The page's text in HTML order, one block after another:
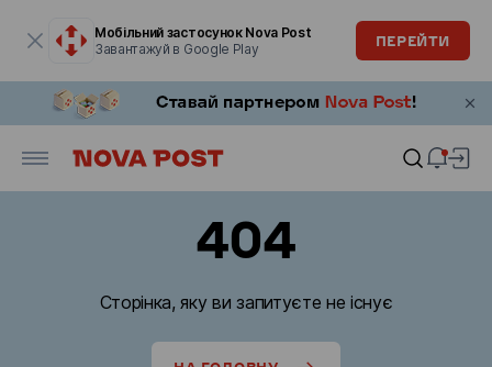
Мобільний застосунок Nova Post
Завантажуй в Google Play
ПЕРЕЙТИ
404
Сторінка, яку ви запитуєте не існує